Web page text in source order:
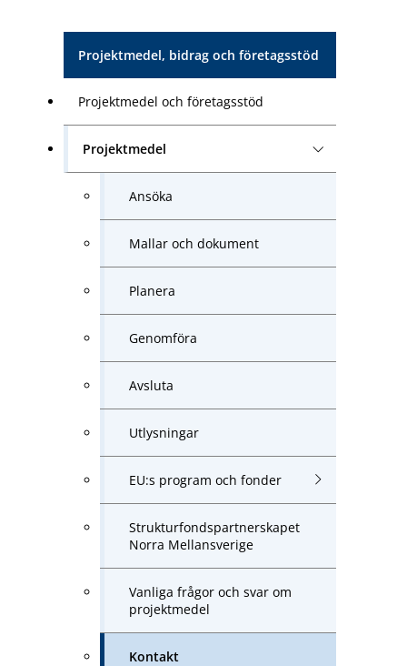
Projektmedel, bidrag och företagsstöd
Projektmedel och företagsstöd
Projektmedel
Ansöka
Mallar och dokument
Planera
Genomföra
Avsluta
Utlysningar
EU:s program och fonder
Strukturfondspartnerskapet
Norra Mellansverige
Vanliga frågor och svar om
projektmedel
Kontakt